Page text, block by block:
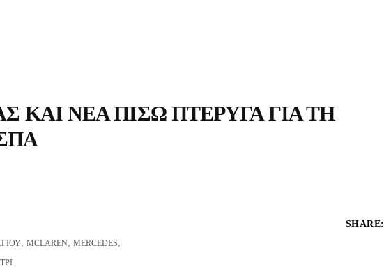
ΚΑΙ ΝΈΑ ΠΊΣΩ ΠΤΈΡΥΓΑ ΓΙΑ ΤΗ
, MCLAREN, MERCEDES,
SHARE: